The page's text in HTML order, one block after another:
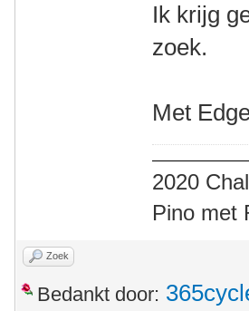
Ik krijg
zoek.
Met
2020
Pino met
Zoek
Bedankt door: